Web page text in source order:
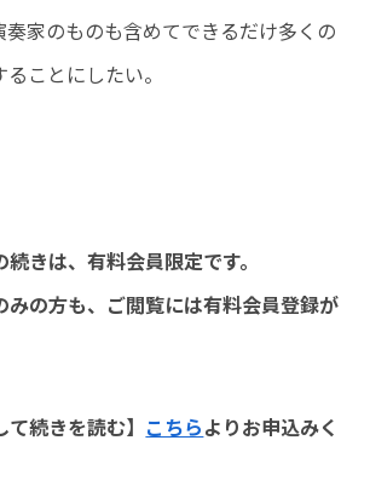
奏家のものも含めてできるだけ多くの
ことにしたい。
きは、有料会員限定です。
の方も、ご閲覧には有料会員登録が
て続きを読む】 こちらよりお申込みく